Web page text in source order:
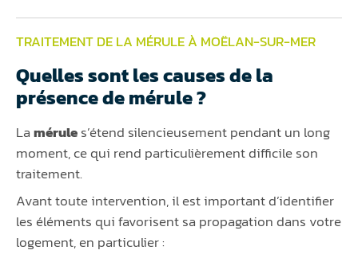
TRAITEMENT DE LA MÉRULE À MOËLAN-SUR-MER
Quelles sont les causes de la
présence de mérule ?
Lamérules’étend silencieusement pendant un long
moment, ce qui rend particulièrement difficile son
traitement.
Avant toute intervention, il est important d’identifier
les éléments qui favorisent sa propagation dans votre
logement, en particulier :